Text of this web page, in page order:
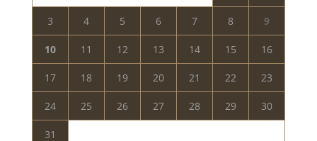
3 4 5 6 7 8 9
10 11 12 13 14 15 16
17 18 19 20 21 22 23
24 25 26 27 28 29 30
31